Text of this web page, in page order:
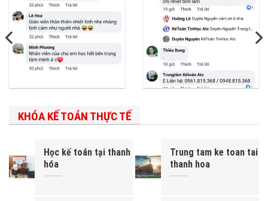
KHÓA KẾ TOÁN THỰC TẾ
Học kế toán tại thanh
hóa
Trung tam ke toan tai
thanh hoa